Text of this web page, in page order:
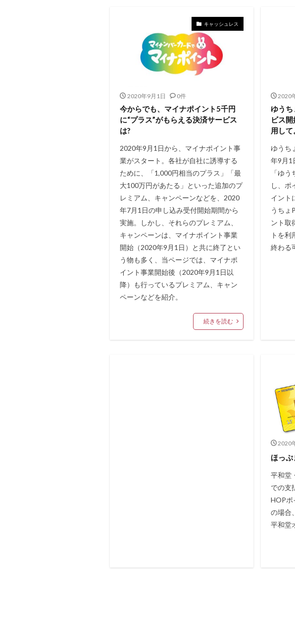
キャッシュレス
2020年9月1日 0件
今からでも、マイナポイント5千円
に“プラス”がもらえる決済サービス
は?
2020年9月1日から、マイナポイント事
業がスタート。各社が自社に誘導する
ために、「1,000円相当のプラス」「最
大100万円があたる」といった追加のプ
レミアム、キャンペーンなどを、2020
年7月1日の申し込み受付開始期間から
実施。しかし、それらのプレミアム、
キャンペーンは、マイナポイント事業
開始（2020年9月1日）と共に終了とい
う物も多く、当ページでは、マイナポ
イント事業開始後（2020年9月1日以
降）も行っているプレミアム、キャン
ペーンなどを紹介。
続きを読む
2020
ゆう
ビス
用して
ゆうち
年9月1
「ゆ
し、ポ
イント
うちょ
ント取
トを
終わる
2020
ほっぷ
平和堂
での支
HOPポ
の場合
平和堂